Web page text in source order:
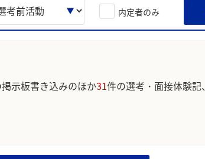
内定者のみ
示板書き込みのほか31件の選考・面接体験記、